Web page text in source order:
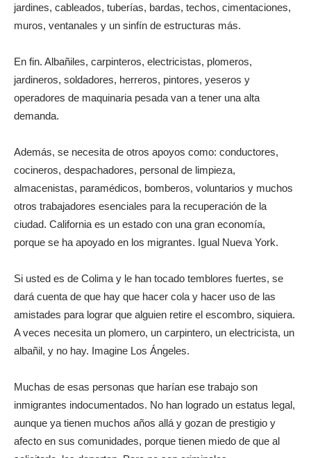
jardines, cableados, tuberías, bardas, techos, cimentaciones,
muros, ventanales y un sinfín de estructuras más.
En fin. Albañiles, carpinteros, electricistas, plomeros,
jardineros, soldadores, herreros, pintores, yeseros y
operadores de maquinaria pesada van a tener una alta
demanda.
Además, se necesita de otros apoyos como: conductores,
cocineros, despachadores, personal de limpieza,
almacenistas, paramédicos, bomberos, voluntarios y muchos
otros trabajadores esenciales para la recuperación de la
ciudad. California es un estado con una gran economía,
porque se ha apoyado en los migrantes. Igual Nueva York.
Si usted es de Colima y le han tocado temblores fuertes, se
dará cuenta de que hay que hacer cola y hacer uso de las
amistades para lograr que alguien retire el escombro, siquiera.
A veces necesita un plomero, un carpintero, un electricista, un
albañil, y no hay. Imagine Los Ángeles.
Muchas de esas personas que harían ese trabajo son
inmigrantes indocumentados. No han logrado un estatus legal,
aunque ya tienen muchos años allá y gozan de prestigio y
afecto en sus comunidades, porque tienen miedo de que al